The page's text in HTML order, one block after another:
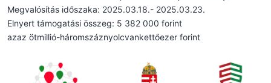
Megvalósítás időszaka: 2025.03.18.- 2025.03.23.
Elnyert támogatási összeg: 5 382 000 forint
azaz ötmillió-háromszáznyolcvankettőezer forint